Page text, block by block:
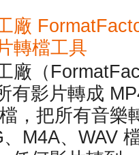
廠
轉檔工具
廠（
有影片轉成
，把所有音樂
M4A、WAV